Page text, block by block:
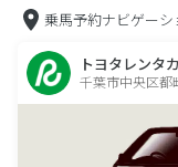
乗馬予約ナビゲー
トヨタレンタ
千葉市中央区都